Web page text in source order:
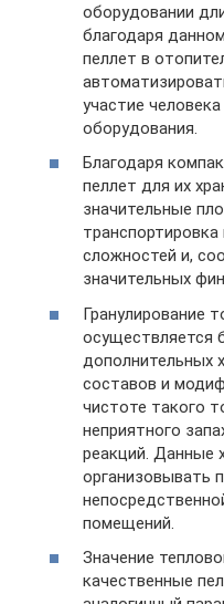
оборудовании
благодаря
пеллет в
участие
оборудования.
Благодаря
пеллет для их
значительные
сложностей и,
значительных
Гранулирование
осуществляется
дополнительных
составов и
чистоте такого
неприятного
реакций. Данные
организовывать
помещений.
Значение
качественные